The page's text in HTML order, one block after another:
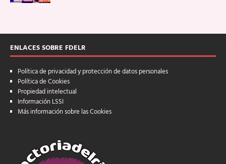
ENLACES SOBRE FDELR
Política de privacidad y protección de datos personales
Política de Cookies
Propiedad intelectual
Información LSSI
Más información sobre las Cookies